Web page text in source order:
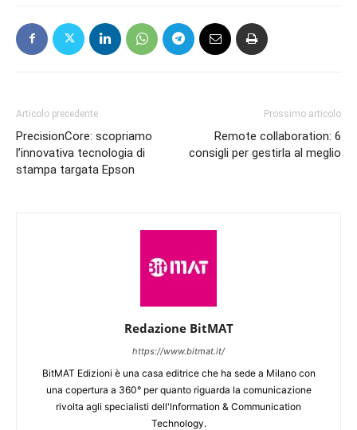
Articolo precedente
PrecisionCore: scopriamo
l’innovativa tecnologia di
stampa targata Epson
Prossimo articolo
Remote collaboration: 6
consigli per gestirla al meglio
Redazione BitMAT
https://www.bitmat.it/
BitMAT Edizioni è una casa editrice che ha sede a Milano con
una copertura a 360° per quanto riguarda la comunicazione
rivolta agli specialisti dell'lnformation & Communication
Technology.